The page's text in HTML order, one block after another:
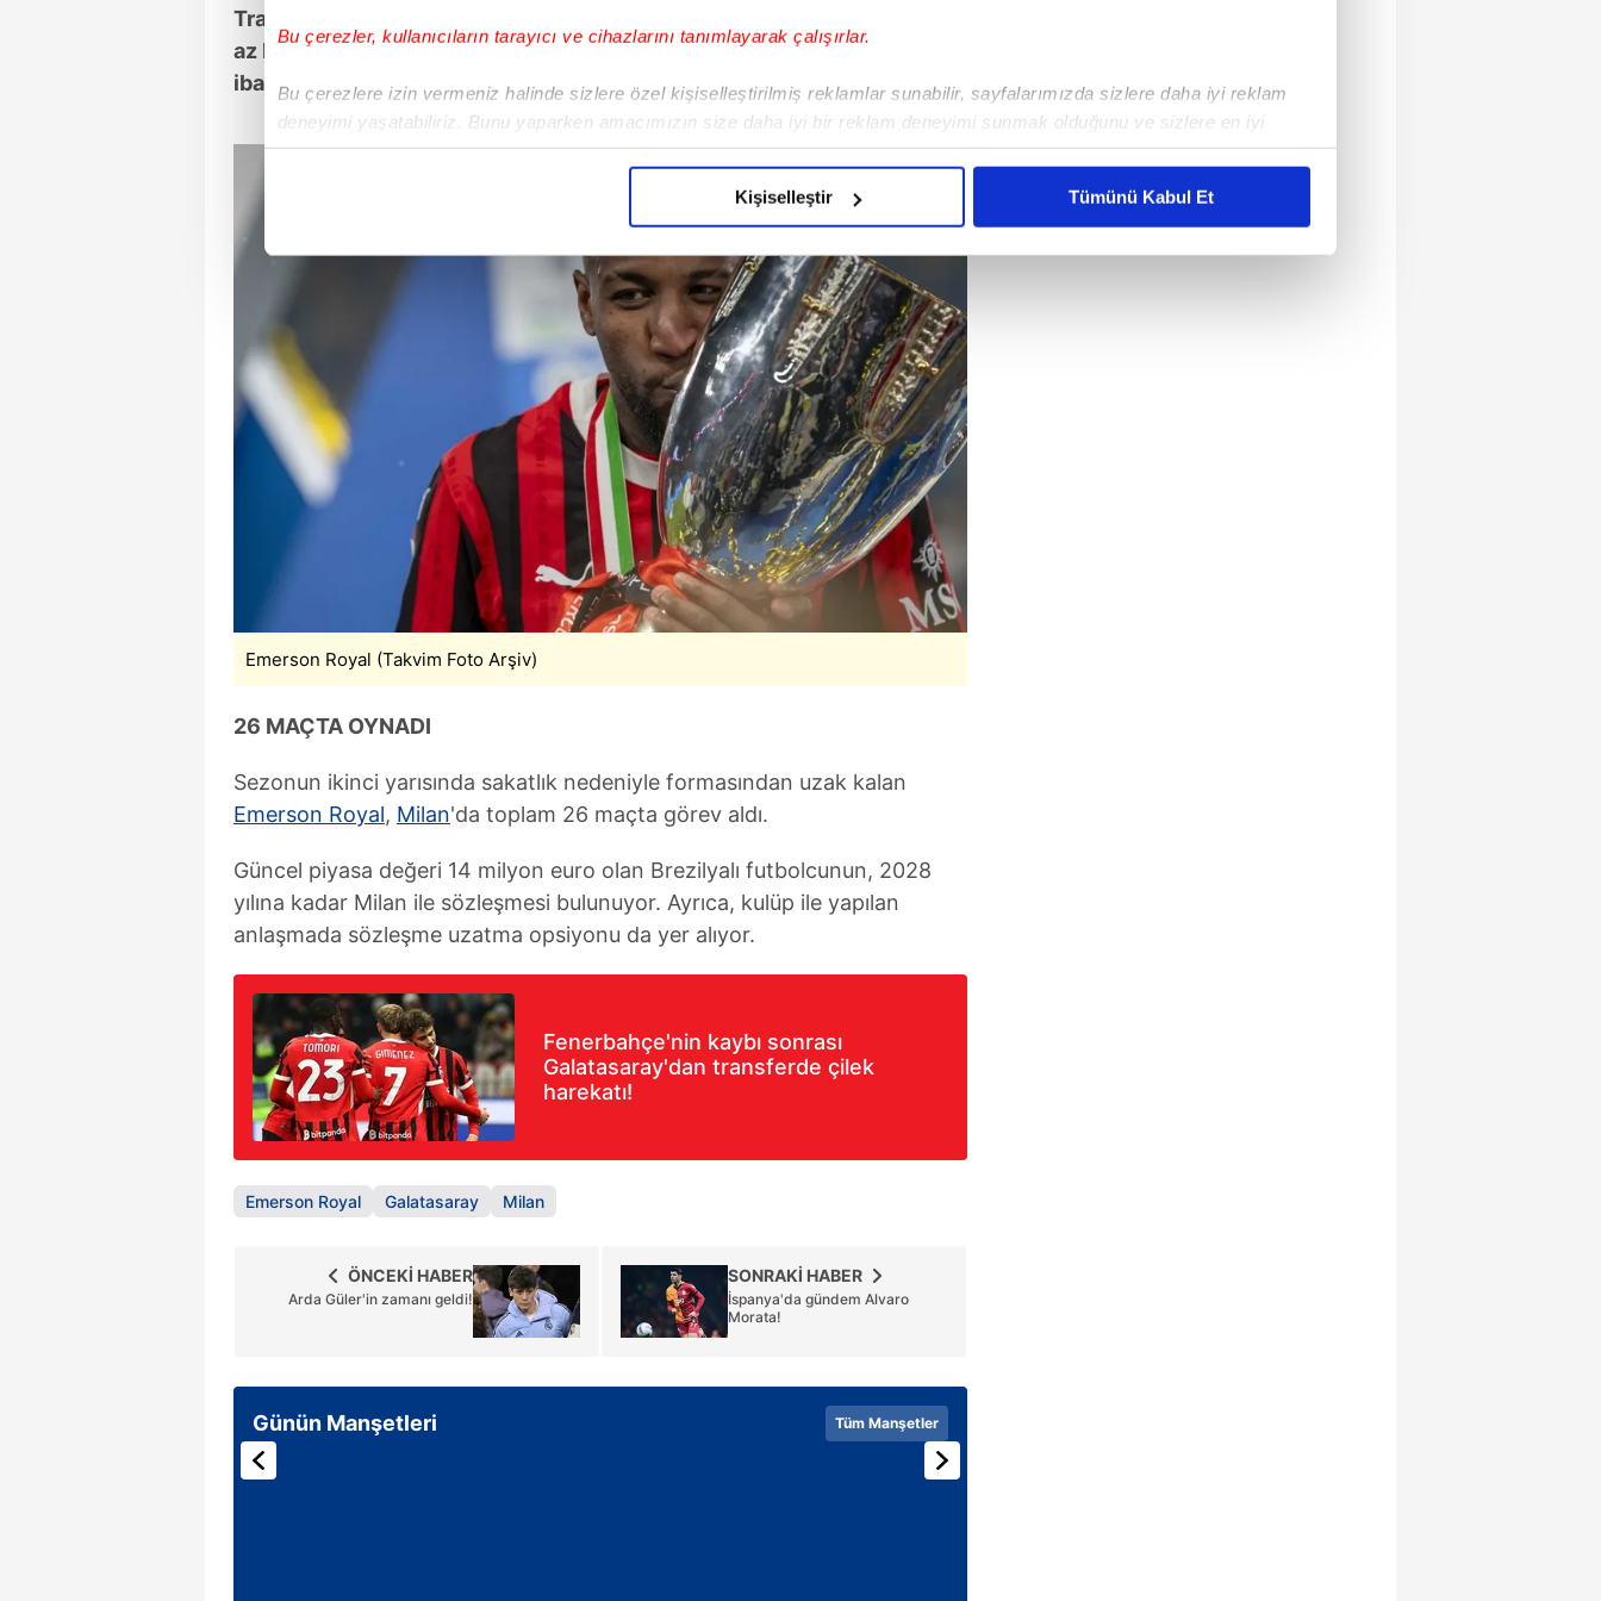
Bu çerezler, kullanıcıların tarayıcı ve cihazlarını tanımlayarak çalışırlar.
Bu çerezlere izin vermeniz halinde sizlere özel kişiselleştirilmiş reklamlar sunabilir, sayfalarımızda sizlere daha iyi reklam
deneyimi yaşatabiliriz. Bunu yaparken amacımızın size daha iyi bir reklam deneyimi sunmak olduğunu ve sizlere en iyi
içerikleri sunabilmek adına elimizden gelen çabayı gösterdiğimizi ve bu noktada, reklamların maliyetlerimizi karşılamak
Sizlere daha iyi bir hizmet sunabilmek için İnternet Sitemizde kendimize ve üçüncü kişilere ait çerezler kullanılmaktadır. Bu
çerezler vasıtasıyla çeşitli kişisel verileriniz işlenmekte olup gerekli olan çerezler bilgi toplumu hizmetlerinin sunulması
amacıyla kullanılmaktadır. Diğer çerezler, sitemizin daha işlevsel kılınması ve kişiselleştirilmesi ve sizlere yönelik
reklam/pazarlama faaliyetlerinin yapılması, amaçlarıyla sınırlı olarak açık rızanız dahilinde kullanılacaktır.
Çerezlere ilişkin tercihlerinizi aşağıda yer alan panel vasıtasıyla belirleyebilirsiniz. Çerezlere ilişkin detaylı bilgi için Ayarlar
butonuna tıklayabilir,Çerez Bilgilendirme Metnimiziziyaret edebilirsiniz.
6698 sayılı Kişisel Verilerin Korunması Kanunu uyarınca hazırlanmış Aydınlatma Metnimizi okumak ve sitemizde ilgili
mevzuata uygun olarak kullanılan çerezlerle ilgili bilgi almak için lütfentıklayınız.
Kişiselleştir Tümünü Kabul Et
Transferin gerçekleşeceğine dair bir inancımız yoktu ve bu konuda çok
az bilgimiz vardı. Hızla ortaya çıkan ve kaybolan bir söylentiden
ibaretti."
dedi.
Emerson Royal (Takvim Foto Arşiv)
26 MAÇTA OYNADI
Sezonun ikinci yarısında sakatlık nedeniyle formasından uzak kalan
Emerson Royal, Milan'da toplam 26 maçta görev aldı.
Güncel piyasa değeri 14 milyon euro olan Brezilyalı futbolcunun, 2028
yılına kadar Milan ile sözleşmesi bulunuyor. Ayrıca, kulüp ile yapılan
anlaşmada sözleşme uzatma opsiyonu da yer alıyor.
Fenerbahçe'nin kaybı sonrası
Galatasaray'dan transferde çilek
harekatı!
Emerson Royal Galatasaray Milan
SONRAKİ HABER
İspanya'da gündem Alvaro
Morata!
ÖNCEKİ HABER
Arda Güler'in zamanı geldi!
Günün Manşetleri Tüm Manşetler